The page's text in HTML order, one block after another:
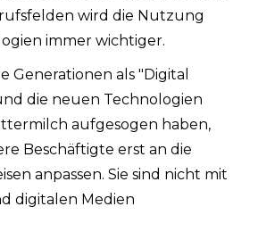
wird die Nutzung
immer wichtiger.
Generationen als "Digital
die neuen Technologien
aufgesogen haben,
Beschäftigte erst an die
anpassen. Sie sind nicht mit
digitalen Medien